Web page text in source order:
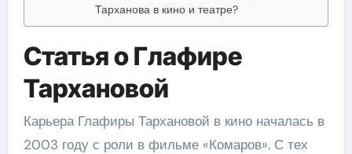
Тарханова в кино и театре?
Статья о Глафире
Тархановой
Карьера Глафиры Тархановой в кино началась в
2003 году с роли в фильме «Комаров». С тех